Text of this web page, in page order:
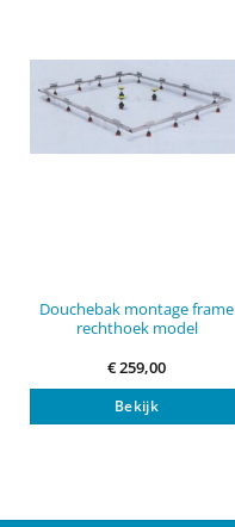
Douchebak montage frame
rechthoek model
€259,00
Bekijk